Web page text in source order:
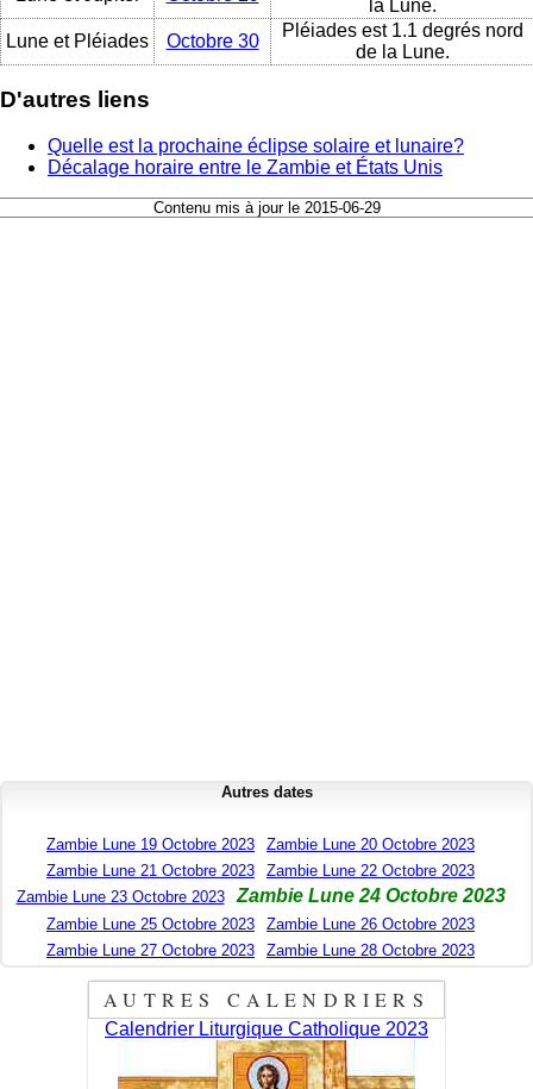
la Lune.
Lune et Pléiades
Octobre 30
Pléiades est 1.1 degrés nord
de la Lune.
D'autres liens
Quelle est la prochaine éclipse solaire et lunaire?
Décalage horaire entre le Zambie et États Unis
Contenu mis à jour le 2015-06-29
Autres dates
Zambie Lune 19 Octobre 2023
Zambie Lune 20 Octobre 2023
Zambie Lune 21 Octobre 2023
Zambie Lune 22 Octobre 2023
Zambie Lune 23 Octobre 2023
Zambie Lune 24 Octobre 2023
Zambie Lune 25 Octobre 2023
Zambie Lune 26 Octobre 2023
Zambie Lune 27 Octobre 2023
Zambie Lune 28 Octobre 2023
AUTRES CALENDRIERS
Calendrier Liturgique Catholique 2023